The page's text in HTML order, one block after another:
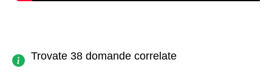
Trovate 38 domande correlate